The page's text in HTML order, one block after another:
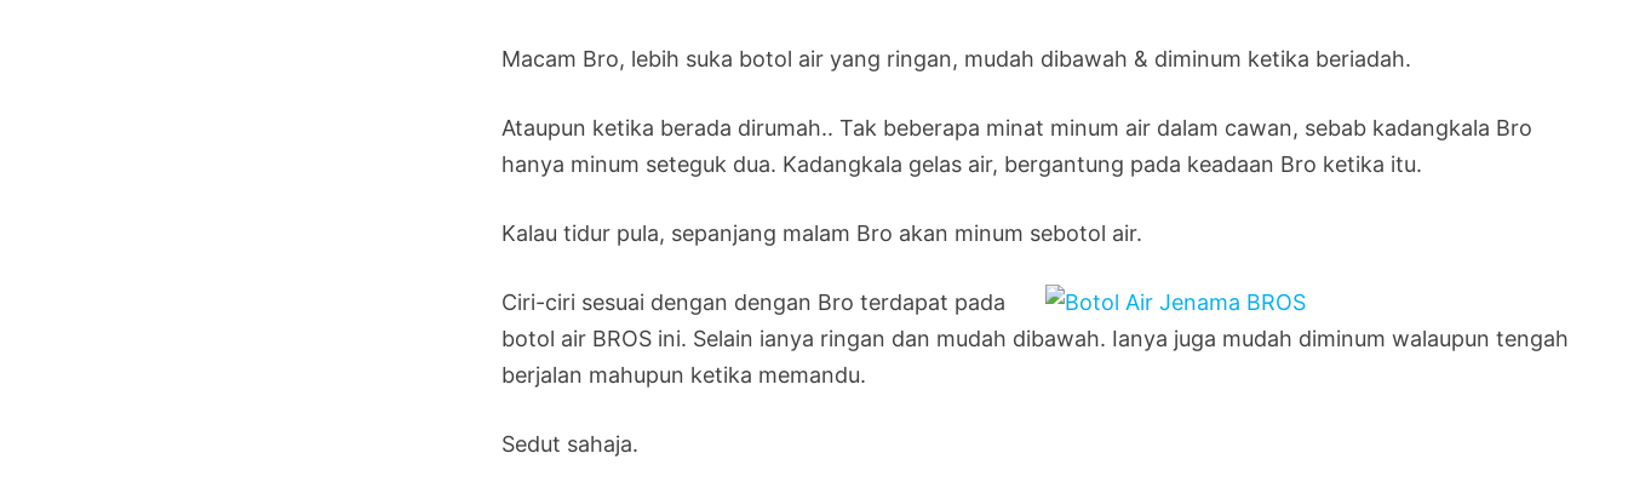
Macam Bro, lebih suka botol air yang ringan, mudah dibawah & diminum ketika beriadah.
Ataupun ketika berada dirumah.. Tak beberapa minat minum air dalam cawan, sebab kadangkala Bro
hanya minum seteguk dua. Kadangkala gelas air, bergantung pada keadaan Bro ketika itu.
Kalau tidur pula, sepanjang malam Bro akan minum sebotol air.
Ciri-ciri sesuai dengan dengan Bro terdapat pada
botol air BROS ini. Selain ianya ringan dan mudah dibawah. Ianya juga mudah diminum walaupun tengah
berjalan mahupun ketika memandu.
Sedut sahaja.